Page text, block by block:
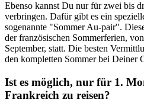
Ebenso kannst Du nur für zwei bis
verbringen. Dafür gibt es ein
sogenannte "Sommer Au-pair".
der französischen Sommerferien,
September, statt. Die besten
den kompletten Sommer bei Deiner
Ist es möglich, nur für 1.
Frankreich zu reisen?